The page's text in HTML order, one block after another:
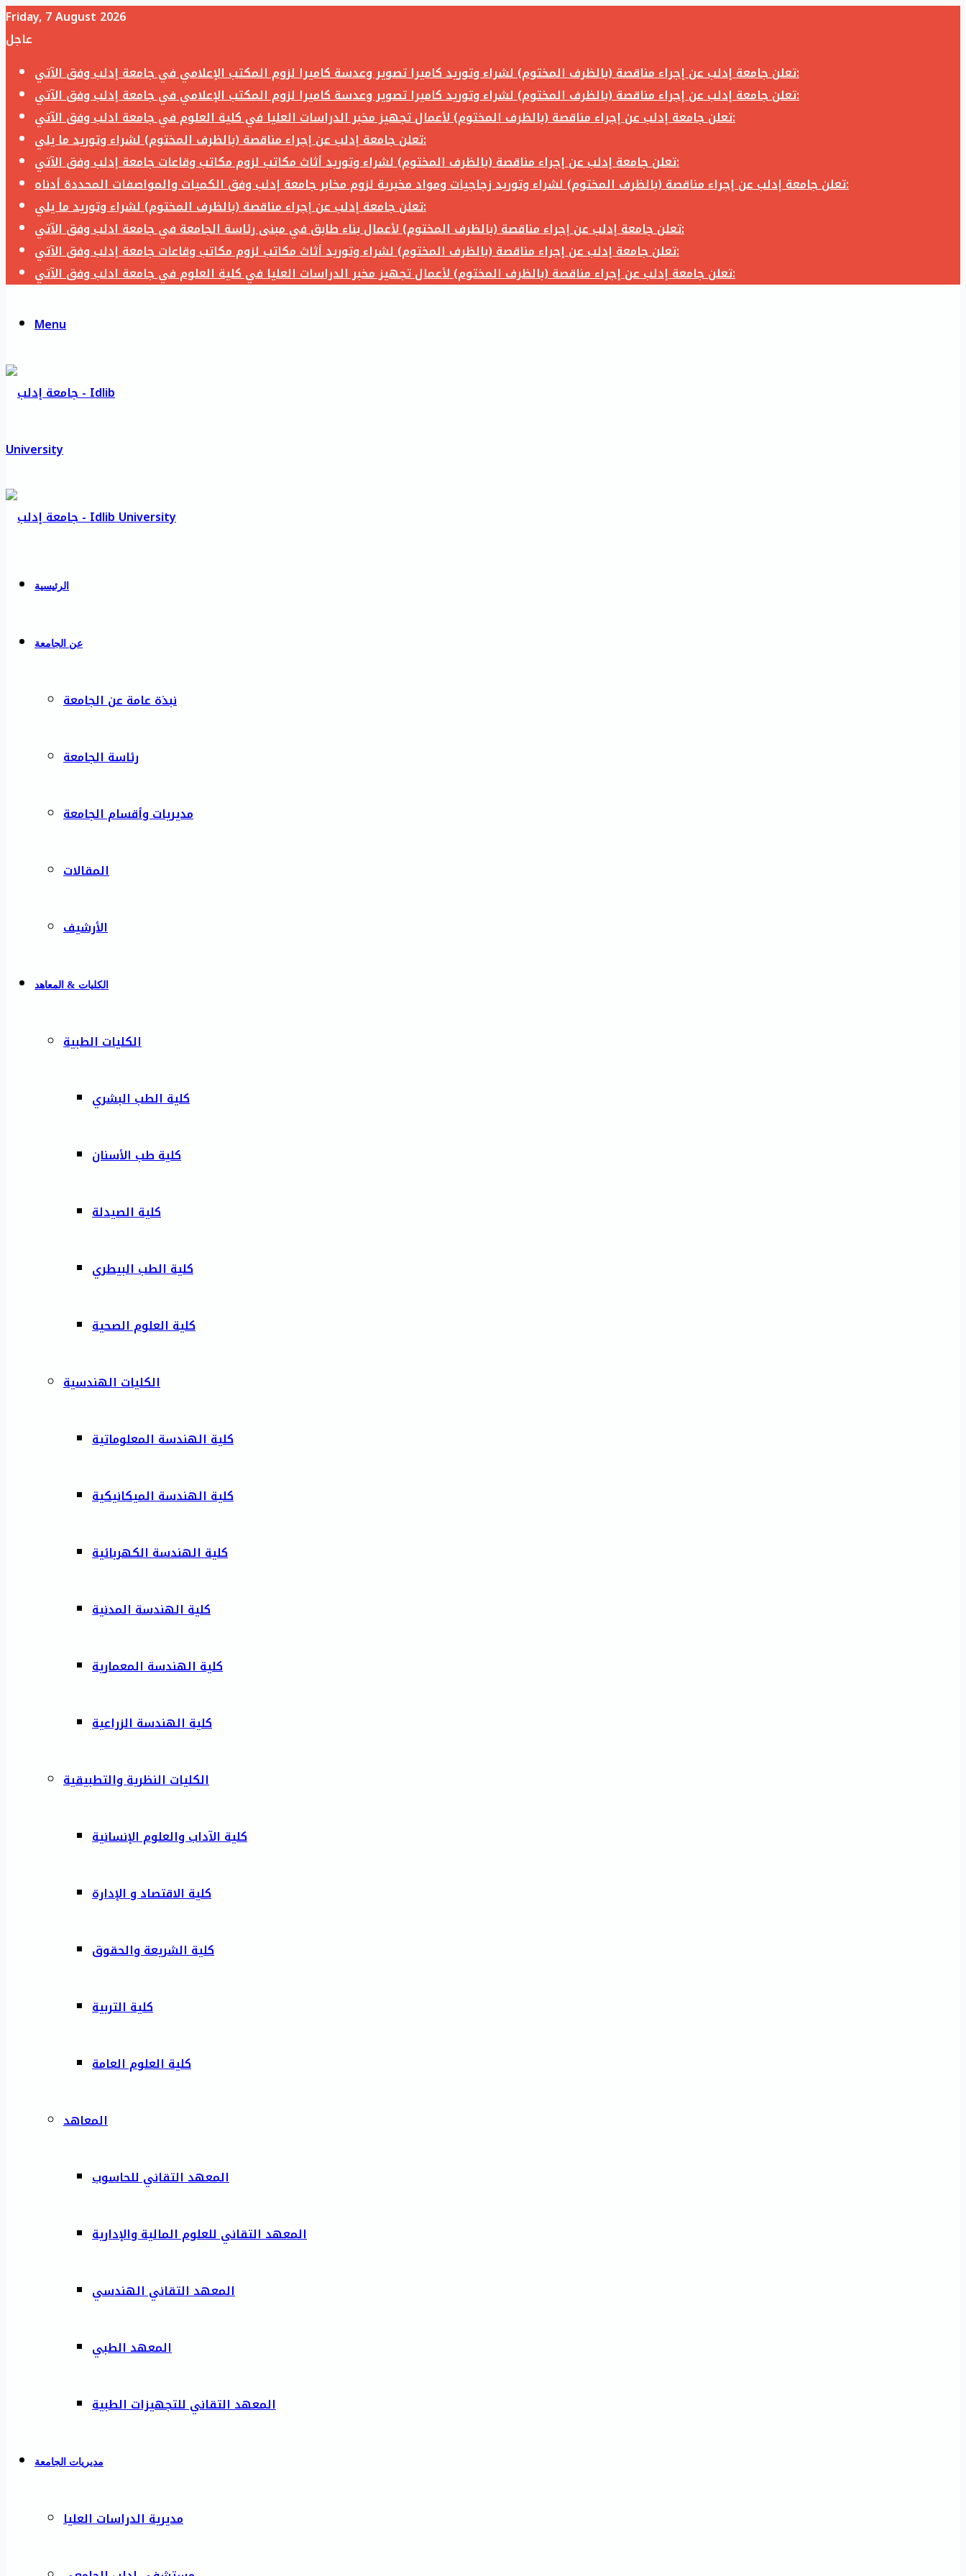
Friday, 7 August 2026
عاجل
تعلن جامعة إدلب عن إجراء مناقصة (بالظرف المختوم) لشراء وتوريد كاميرا تصوير وعدسة كاميرا لزوم المكتب الإعلامي في جامعة إدلب وفق الآتي:
تعلن جامعة إدلب عن إجراء مناقصة (بالظرف المختوم) لشراء وتوريد كاميرا تصوير وعدسة كاميرا لزوم المكتب الإعلامي في جامعة إدلب وفق الآتي:
تعلن جامعة إدلب عن إجراء مناقصة (بالظرف المختوم) لأعمال تجهيز مخبر الدراسات العليا في كلية العلوم في جامعة ادلب وفق الآتي:
تعلن جامعة إدلب عن إجراء مناقصة (بالظرف المختوم) لشراء وتوريد ما يلي:
تعلن جامعة إدلب عن إجراء مناقصة (بالظرف المختوم) لشراء وتوريد أثاث مكاتب لزوم مكاتب وقاعات جامعة إدلب وفق الآتي:
تعلن جامعة إدلب عن إجراء مناقصة (بالظرف المختوم) لشراء وتوريد زجاجيات ومواد مخبرية لزوم مخابر جامعة إدلب وفق الكميات والمواصفات المحددة أدناه:
تعلن جامعة إدلب عن إجراء مناقصة (بالظرف المختوم) لشراء وتوريد ما يلي:
تعلن جامعة إدلب عن إجراء مناقصة (بالظرف المختوم) لأعمال بناء طابق في مبنى رئاسة الجامعة في جامعة ادلب وفق الآتي:
تعلن جامعة إدلب عن إجراء مناقصة (بالظرف المختوم) لشراء وتوريد أثاث مكاتب لزوم مكاتب وقاعات جامعة إدلب وفق الآتي:
تعلن جامعة إدلب عن إجراء مناقصة (بالظرف المختوم) لأعمال تجهيز مخبر الدراسات العليا في كلية العلوم في جامعة ادلب وفق الآتي:
Menu
الرئيسية
عن الجامعة
نبذة عامة عن الجامعة
رئاسة الجامعة
مديريات وأقسام الجامعة
المقالات
الأرشيف
الكليات & المعاهد
الكليات الطبية
كلية الطب البشري
كلية طب الأسنان
كلية الصيدلة
كلية الطب البيطري
كلية العلوم الصحية
الكليات الهندسية
كلية الهندسة المعلوماتية
كلية الهندسة الميكانيكية
كلية الهندسة الكهربائية
كلية الهندسة المدنية
كلية الهندسة المعمارية
كلية الهندسة الزراعية
الكليات النظرية والتطبيقية
كلية الآداب والعلوم الإنسانية
كلية الاقتصاد و الإدارة
كلية الشريعة والحقوق
كلية التربية
كلية العلوم العامة
المعاهد
المعهد التقاني للحاسوب
المعهد التقاني للعلوم المالية والإدارية
المعهد التقاني الهندسي
المعهد الطبي
المعهد التقاني للتجهيزات الطبية
مديريات الجامعة
مديرية الدراسات العليا